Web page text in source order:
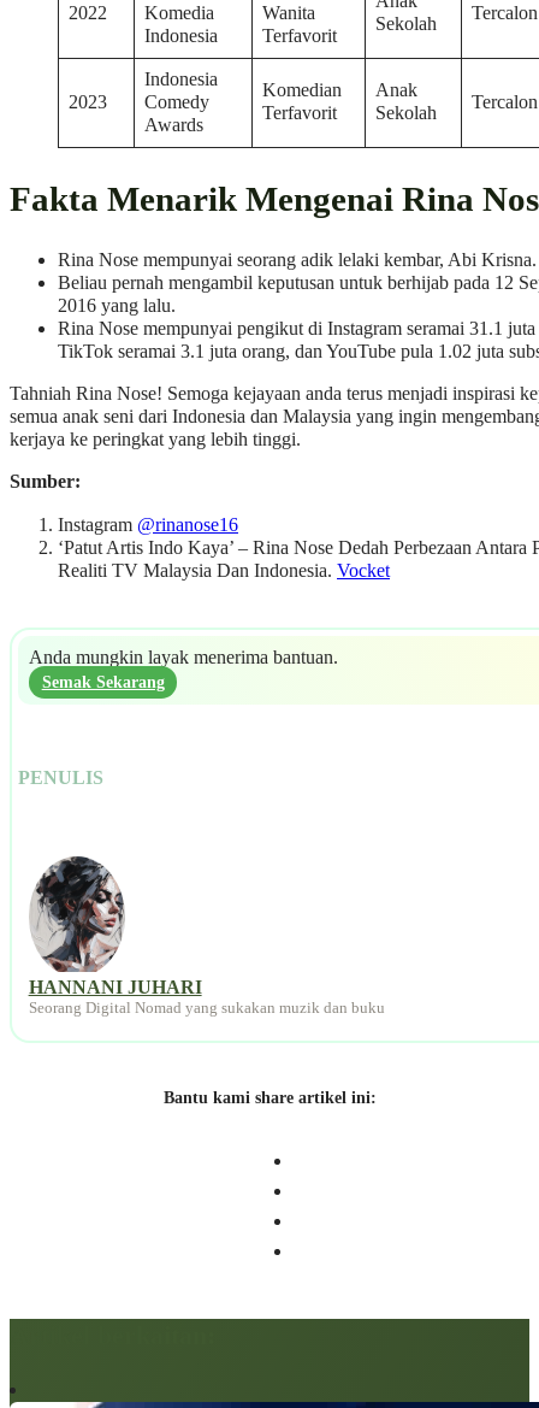
2022
Komedia
Indonesia
Wanita
Terfavorit
Sekolah
Tercalon
2023
Indonesia
Comedy
Awards
Komedian
Terfavorit
Anak
Sekolah
Tercalon
Fakta Menarik Mengenai Rina
Rina Nose mempunyai seorang adik lelaki kembar, Abi Krisna.
Beliau pernah mengambil keputusan untuk berhijab pada 12
2016 yang lalu.
Rina Nose mempunyai pengikut di Instagram seramai 31.1
TikTok seramai 3.1 juta orang, dan YouTube pula 1.02 juta
Tahniah Rina Nose! Semoga kejayaan anda terus menjadi inspirasi
semua anak seni dari Indonesia dan Malaysia yang ingin
kerjaya ke peringkat yang lebih tinggi.
Sumber:
Instagram @rinanose16
‘Patut Artis Indo Kaya’ – Rina Nose Dedah Perbezaan Antara
Realiti TV Malaysia Dan Indonesia. Vocket
Anda mungkin layak menerima bantuan.
Semak Sekarang
PENULIS
HANNANI JUHARI
Seorang Digital Nomad yang sukakan muzik dan buku
Bantu kami share artikel ini: